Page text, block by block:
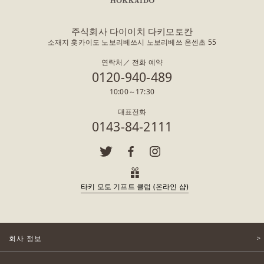
주식회사 다이이치 다키모토칸
소재지 홋카이도 노보리베쓰시 노보리베쓰 온센초 55
연락처／ 전화 예약
0120-940-489
10:00～17:30
대표전화
0143-84-2111
타키 모토 기프트 클럽 (온라인 샵)
회사 정보